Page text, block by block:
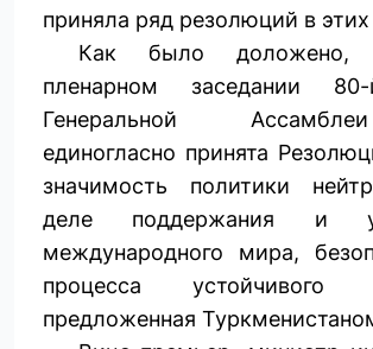
приняла ряд резолюций в
Как было
пленарном заседании
Генеральной
единогласно принята
значимость политики
деле поддержания и
международного мира,
процесса устойчивого
предложенная